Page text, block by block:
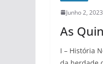
Junho 2, 2023
As
I – História